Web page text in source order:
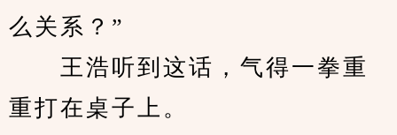
么关系？”
王浩听到这话，气得一拳重
重打在桌子上。